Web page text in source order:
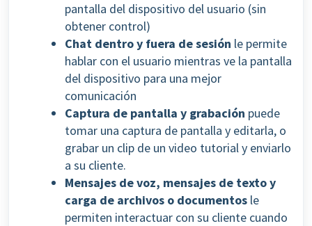
pantalla del dispositivo del usuario (sin
obtener control)
Chat dentro y fuera de sesión le permite
hablar con el usuario mientras ve la pantalla
del dispositivo para una mejor
comunicación
Captura de pantalla y grabación puede
tomar una captura de pantalla y editarla, o
grabar un clip de un video tutorial y enviarlo
a su cliente.
Mensajes de voz, mensajes de texto y
carga de archivos o documentos le
permiten interactuar con su cliente cuando